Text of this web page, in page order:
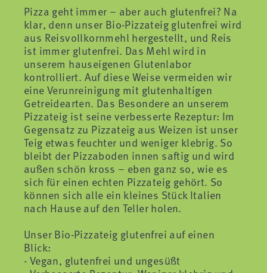
Pizza geht immer – aber auch glutenfrei? Na
klar, denn unser Bio-Pizzateig glutenfrei wird
aus Reisvollkornmehl hergestellt, und Reis
ist immer glutenfrei. Das Mehl wird in
unserem hauseigenen Glutenlabor
kontrolliert. Auf diese Weise vermeiden wir
eine Verunreinigung mit glutenhaltigen
Getreidearten. Das Besondere an unserem
Pizzateig ist seine verbesserte Rezeptur: Im
Gegensatz zu Pizzateig aus Weizen ist unser
Teig etwas feuchter und weniger klebrig. So
bleibt der Pizzaboden innen saftig und wird
außen schön kross – eben ganz so, wie es
sich für einen echten Pizzateig gehört. So
können sich alle ein kleines Stück Italien
nach Hause auf den Teller holen.
Unser Bio-Pizzateig glutenfrei auf einen
Blick:
- Vegan, glutenfrei und ungesüßt